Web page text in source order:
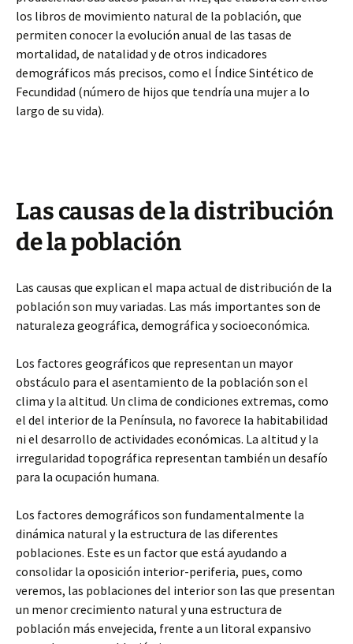
los libros de movimiento natural de la población, que
permiten conocer la evolución anual de las tasas de
mortalidad, de natalidad y de otros indicadores
demográficos más precisos, como el Índice Sintético de
Fecundidad (número de hijos que tendría una mujer a lo
largo de su vida).
Las causas de la distribución
de la población
Las causas que explican el mapa actual de distribución de la
población son muy variadas. Las más importantes son de
naturaleza geográfica, demográfica y socioeconómica.
Los factores geográficos que representan un mayor
obstáculo para el asentamiento de la población son el
clima y la altitud. Un clima de condiciones extremas, como
el del interior de la Península, no favorece la habitabilidad
ni el desarrollo de actividades económicas. La altitud y la
irregularidad topográfica representan también un desafío
para la ocupación humana.
Los factores demográficos son fundamentalmente la
dinámica natural y la estructura de las diferentes
poblaciones. Este es un factor que está ayudando a
consolidar la oposición interior-periferia, pues, como
veremos, las poblaciones del interior son las que presentan
un menor crecimiento natural y una estructura de
población más envejecida, frente a un litoral expansivo